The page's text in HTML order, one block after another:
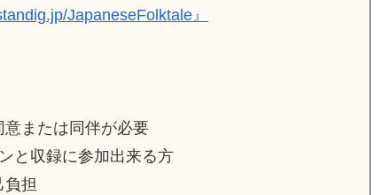
JapaneseFolktale』
または同伴が必要
と収録に参加出来る方
担